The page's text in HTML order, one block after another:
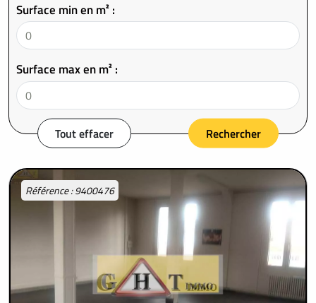
Surface min en m² :
Surface max en m² :
Tout effacer Rechercher
Référence : 9400476